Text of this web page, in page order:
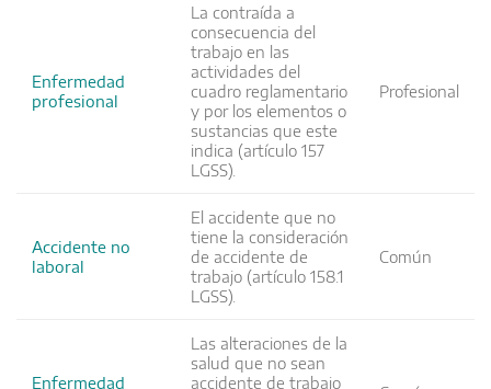
Enfermedad
profesional
La contraída a
consecuencia del
trabajo en las
actividades del
cuadro reglamentario
y por los elementos o
sustancias que este
indica (artículo 157
LGSS).
Profesional
Accidente no
laboral
El accidente que no
tiene la consideración
de accidente de
trabajo (artículo 158.1
LGSS).
Común
Enfermedad
Las alteraciones de la
salud que no sean
accidente de trabajo